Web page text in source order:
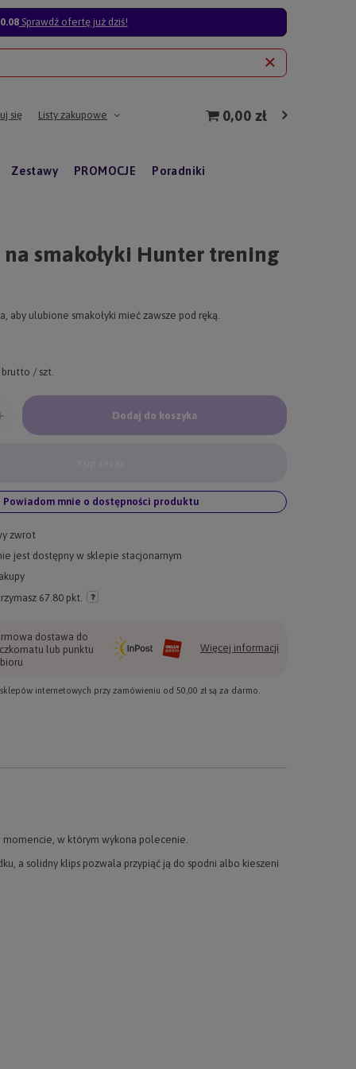
Sprawdź ofertę już dziś!
się Listy zakupowe 0,00 zł
Zestawy PROMOCJE Poradniki
na smakołyki Hunter trening
aby ulubione smakołyki mieć zawsze pod ręką.
brutto / szt.
Dodaj do koszyka
Powiadom mnie o dostępności produktu
zwrot
jest dostępny w sklepie stacjonarnym
67.80 pkt.
dostawa do
lub punktu
Więcej informacji
internetowych przy zamówieniu od 50,00 zł są za darmo.
momencie, w którym wykona polecenie.
a solidny klips pozwala przypiąć ją do spodni albo kieszeni